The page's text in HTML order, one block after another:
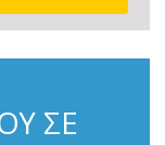
ΣΕ